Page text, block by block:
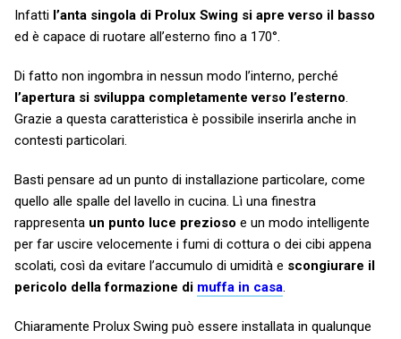
Infatti l’anta singola di Prolux Swing si apre verso il basso
ed è capace di ruotare all’esterno fino a 170°.
Di fatto non ingombra in nessun modo l’interno, perché
l’apertura si sviluppa completamente verso l’esterno.
Grazie a questa caratteristica è possibile inserirla anche in
contesti particolari.
Basti pensare ad un punto di installazione particolare, come
quello alle spalle del lavello in cucina. Lì una finestra
rappresenta un punto luce prezioso e un modo intelligente
per far uscire velocemente i fumi di cottura o dei cibi appena
scolati, così da evitare l’accumulo di umidità e scongiurare il
pericolo della formazione di muffa in casa.
Chiaramente Prolux Swing può essere installata in qualunque